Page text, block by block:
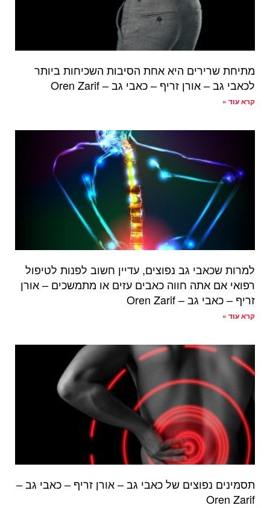
מתיחת שרירים היא אחת הסיבות השכיחות ביותר
לכאבי גב – אורן זריף – כאבי גב – Oren Zarif
קרא עוד »
למרות שכאבי גב נפוצים, עדיין חשוב לפנות לטיפול
רפואי אם אתה חווה כאבים עזים או מתמשכים – אורן
זריף – כאבי גב – Oren Zarif
קרא עוד »
תסמינים נפוצים של כאבי גב – אורן זריף – כאבי גב –
Oren Zarif